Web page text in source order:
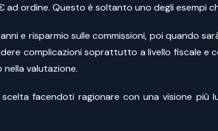
ordine. Questo è soltanto uno degli esempi
e risparmio sulle commissioni, poi quando
complicazioni soprattutto a livello fiscale
valutazione.
facendoti ragionare con una visione